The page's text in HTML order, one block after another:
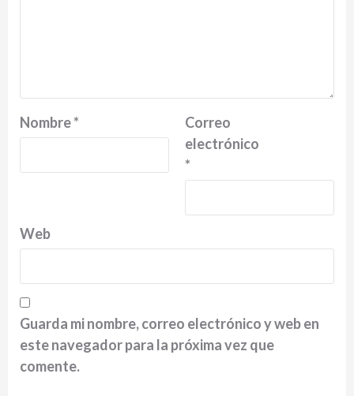
Nombre*
Correo
electrónico
*
Web
Guarda mi nombre, correo electrónico y web en
este navegador para la próxima vez que
comente.